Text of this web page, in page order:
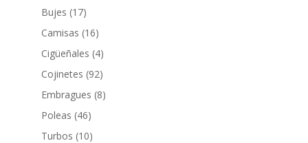
Bujes 1717
productos
Camisas 1616
productos
Cigüeñales 44
productos
Cojinetes 9292
productos
Embragues 88
Poleas 4646
productos
Turbos 1010